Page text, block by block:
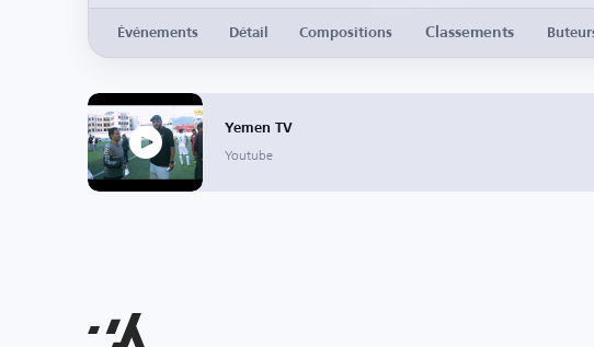
Événements Détail Compositions Classements
Yemen TV
Youtube